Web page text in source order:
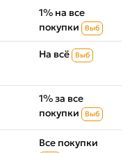
1% на все
покупки
Выб
На всё Выб
1% за все
покупки
Выб
Все покупки